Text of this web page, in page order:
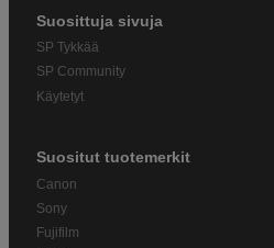
Suosittuja sivuja
SP Tykkää
SP Community
Käytetyt
Suositut tuotemerkit
Canon
Sony
Fujifilm